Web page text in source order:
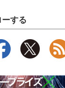
する